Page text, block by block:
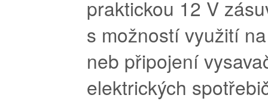
praktickou 12 V
s možností využití
neb připojení
elektrických